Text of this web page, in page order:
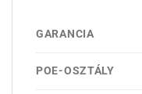
GARANCIA
POE-OSZTÁLY